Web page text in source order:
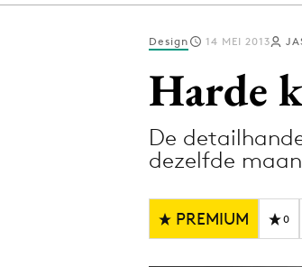
Design 14 MEI 2013
Harde
De
dezelfde
PREMIUM 0